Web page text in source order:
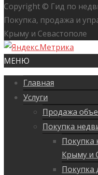
Copyright © Гид по
Покупка, продажа и
Крыму и Севастополе
МЕНЮ
Главная
Услуги
Продажа
Покупка
Покупка
Крыму и
Покупка